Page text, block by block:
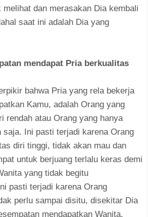
melihat dan merasakan Dia kembali
saat ini adalah Dia yang
mendapat Pria berkualitas
bahwa Pria yang rela bekerja
Kamu, adalah Orang yang
rendah atau Orang yang hanya
saja. Ini pasti terjadi karena Orang
diri tinggi, tidak akan mau dan
untuk berjuang terlalu keras demi
yang tidak begitu
pasti terjadi karena Orang
perlu sampai disitu, disekitar Dia
mendapatkan Wanita.